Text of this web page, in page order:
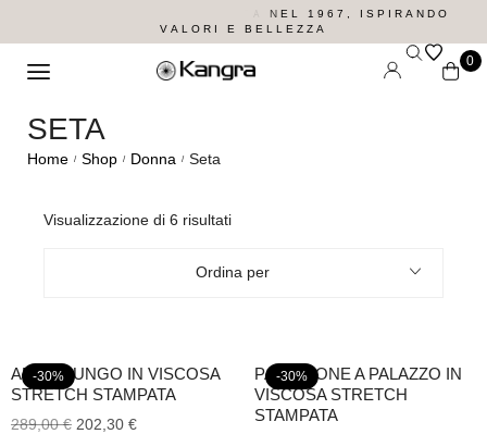
E L 1 9 6 7 I S P I R A N D O
V A L O R I E B E L L E Z Z A
0
SETA
Home / Shop / Donna / Seta
Visualizzazione di 6 risultati
Ordina per
-30%
ABITO LUNGO IN VISCOSA
STRETCH STAMPATA
289,00€ 202,30 €
-30%
PANTALONE A PALAZZO IN
VISCOSA STRETCH
STAMPATA